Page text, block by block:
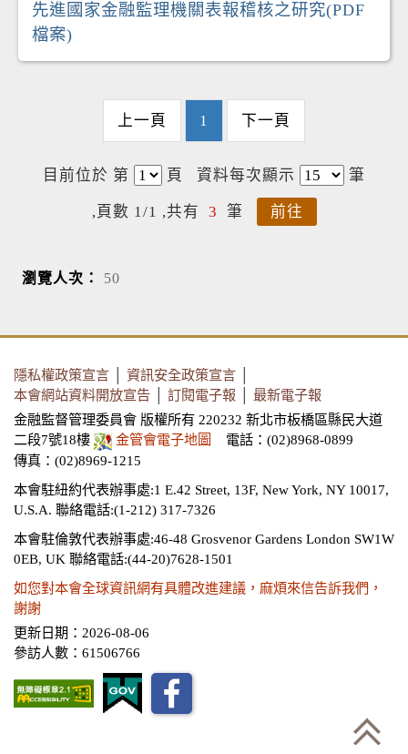
先進國家金融監理機關表報稽核之研究(PDF
檔案)
上一頁 1 下一頁
目前位於 第 頁 資料每次顯示 筆
,頁數 1/1 ,共有 3 筆 前往
瀏覽人次： 50
隱私權政策宣言 資訊安全政策宣言
本會網站資料開放宣告
訂閱電子報
最新電子報
金融監督管理委員會 版權所有 220232 新北市板橋區縣民大道
二段7號18樓
金管會電子地圖
電話：(02)8968-0899
傳真：(02)8969-1215
本會駐紐約代表辦事處:1 E.42 Street, 13F, New York, NY 10017,
U.S.A. 聯絡電話:(1-212) 317-7326
本會駐倫敦代表辦事處:46-48 Grosvenor Gardens London SW1W
0EB, UK 聯絡電話:(44-20)7628-1501
如您對本會全球資訊網有具體改進建議，麻煩來信告訴我們，
謝謝
更新日期：2026-08-06
參訪人數：61506766